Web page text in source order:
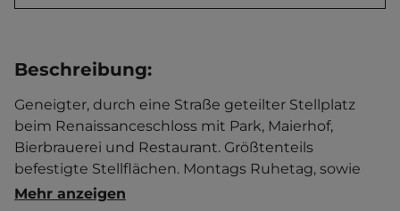
Beschreibung:
Geneigter, durch eine Straße geteilter Stellplatz
beim Renaissanceschloss mit Park, Maierhof,
Bierbrauerei und Restaurant. Größtenteils
befestigte Stellflächen. Montags Ruhetag, sowie
Jan.-März auch dienstags. Platz wird auch von PKW,
Mehr anzeigen